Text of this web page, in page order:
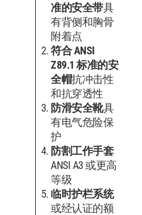
准的安全带具
有背侧和胸骨
附着点
符合 ANSI
Z89.1 标准的安
全帽抗冲击性
和抗穿透性
防滑安全靴具
有电气危险保
护
防割工作手套
ANSI A3 或更高
等级
临时护栏系统
或经认证的额